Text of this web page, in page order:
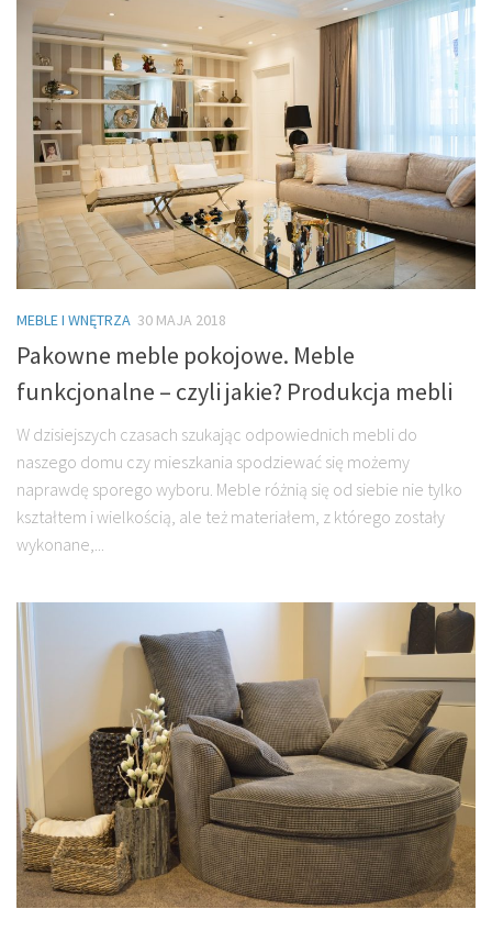
MEBLE I WNĘTRZA 30 MAJA 2018
Pakowne meble pokojowe. Meble
funkcjonalne – czyli jakie? Produkcja mebli
W dzisiejszych czasach szukając odpowiednich mebli do
naszego domu czy mieszkania spodziewać się możemy
naprawdę sporego wyboru. Meble różnią się od siebie nie tylko
kształtem i wielkością, ale też materiałem, z którego zostały
wykonane,...